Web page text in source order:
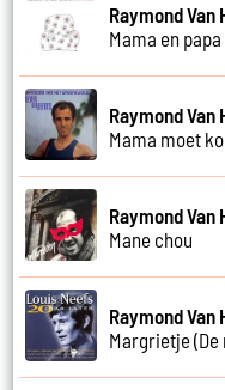
Raymond Van
Mama en papa
Raymond Van
Mama moet
Raymond Van
Mane chou
Raymond Van
Margrietje